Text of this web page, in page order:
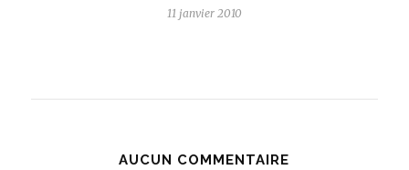
11 janvier 2010
AUCUN COMMENTAIRE